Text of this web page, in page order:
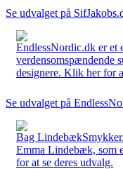
Se udvalget på
EndlessNordic.dk er et
verdensomspændende
designere. Klik her for
Se udvalget på
Bag
Emma Lindebæk, som
for at se deres udvalg.